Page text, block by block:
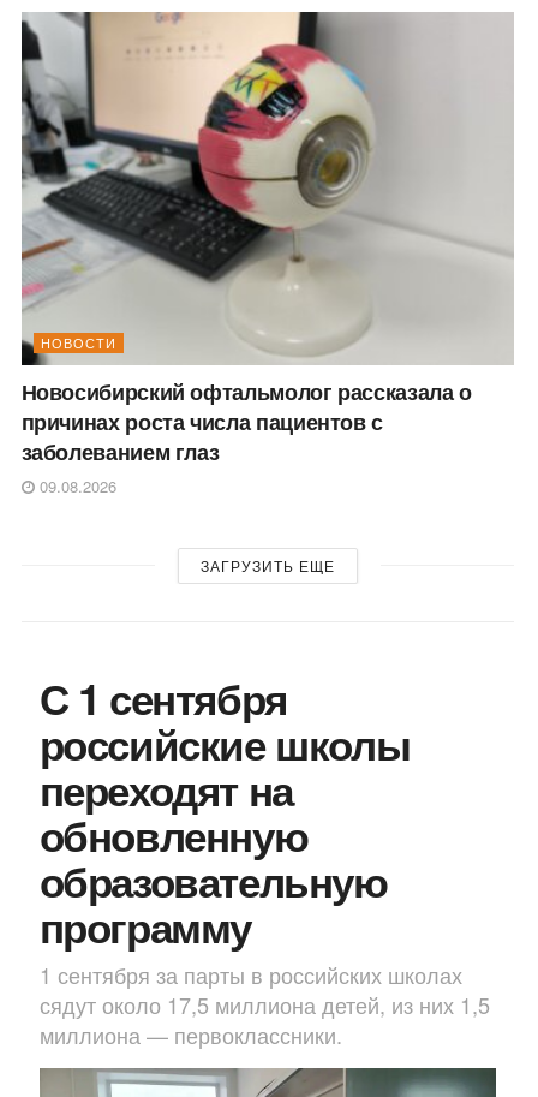
НОВОСТИ
Новосибирский офтальмолог рассказала о
причинах роста числа пациентов с
заболеванием глаз
09.08.2026
ЗАГРУЗИТЬ ЕЩЕ
С 1 сентября
российские школы
переходят на
обновленную
образовательную
программу
1 сентября за парты в российских школах
сядут около 17,5 миллиона детей, из них 1,5
миллиона — первоклассники.